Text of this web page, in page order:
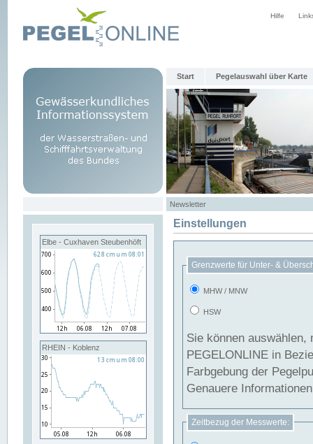
Hilfe
Start Pegelauswahl über Karte
Newsletter
Elbe - Cuxhaven Steubenhöft
RHEIN - Koblenz
Einstellungen
Grenzwerte für Unter- &
MHW / MNW
HSW
Sie können
PEGELONLINE in Beziehung
Farbgebung der
Genauere
Zeitbezug der Messwerte: